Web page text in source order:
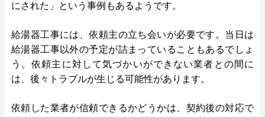
にされた」という事例もあるようです。
給湯器工事には、依頼主の立ち会いが必要です。当日は
給湯器工事以外の予定が詰まっていることもあるでしょ
う。依頼主に対して気づかいができない業者との間に
は、後々トラブルが生じる可能性があります。
依頼した業者が信頼できるかどうかは、契約後の対応で